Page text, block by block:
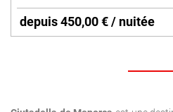
depuis 450,00 € / nuitée